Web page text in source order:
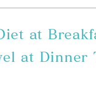
at
at Dinner